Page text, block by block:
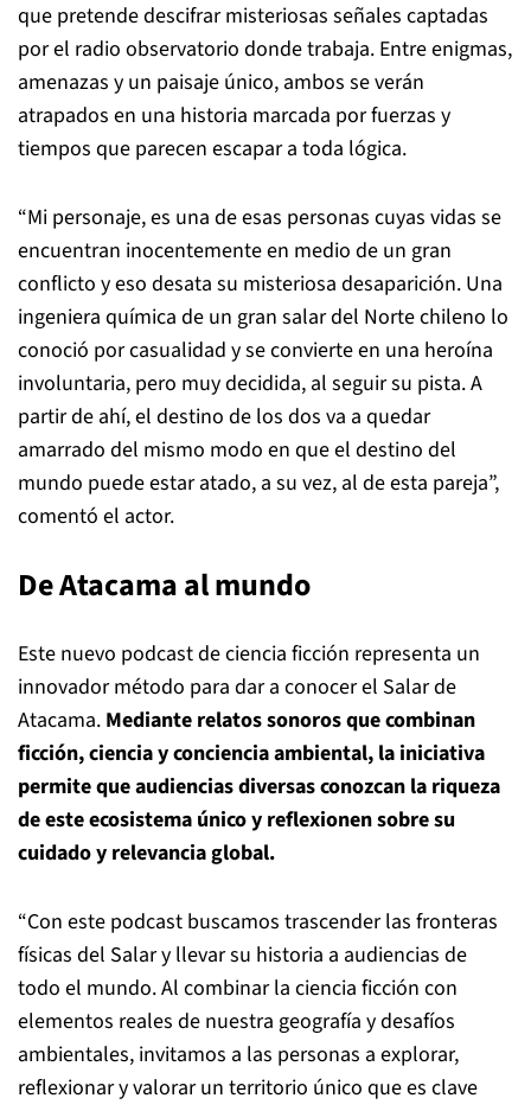
que pretende descifrar misteriosas señales captadas
por el radio observatorio donde trabaja. Entre enigmas,
amenazas y un paisaje único, ambos se verán
atrapados en una historia marcada por fuerzas y
tiempos que parecen escapar a toda lógica.
“Mi personaje, es una de esas personas cuyas vidas se
encuentran inocentemente en medio de un gran
conflicto y eso desata su misteriosa desaparición. Una
ingeniera química de un gran salar del Norte chileno lo
conoció por casualidad y se convierte en una heroína
involuntaria, pero muy decidida, al seguir su pista. A
partir de ahí, el destino de los dos va a quedar
amarrado del mismo modo en que el destino del
mundo puede estar atado, a su vez, al de esta pareja”,
comentó el actor.
De Atacama al mundo
Este nuevo podcast de ciencia ficción representa un
innovador método para dar a conocer el Salar de
Atacama. Mediante relatos sonoros que combinan
ficción, ciencia y conciencia ambiental, la iniciativa
permite que audiencias diversas conozcan la riqueza
de este ecosistema único y reflexionen sobre su
cuidado y relevancia global.
“Con este podcast buscamos trascender las fronteras
físicas del Salar y llevar su historia a audiencias de
todo el mundo. Al combinar la ciencia ficción con
elementos reales de nuestra geografía y desafíos
ambientales, invitamos a las personas a explorar,
reflexionar y valorar un territorio único que es clave